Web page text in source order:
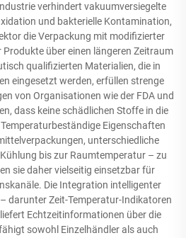
verhindert vakuumversiegelte
und bakterielle Kontamination,
die Verpackung mit modifizierter
über einen längeren Zeitraum
qualifizierten Materialien, die in
eingesetzt werden, erfüllen strenge
von Organisationen wie der FDA und
dass keine schädlichen Stoffe in die
Eigenschaften
unterschiedliche
bis zur Raumtemperatur – zu
sie daher vielseitig einsetzbar für
Die Integration intelligenter
darunter Zeit-Temperatur-Indikatoren
Echtzeitinformationen über die
sowohl Einzelhändler als auch